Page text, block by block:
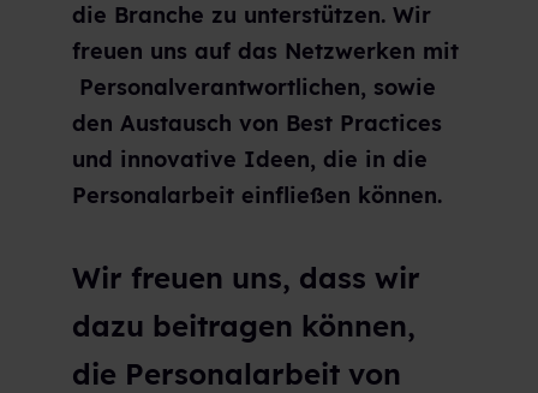
die Branche zu unterstützen. Wir
freuen uns auf das Netzwerken mit
Personalverantwortlichen, sowie
den Austausch von Best Practices
und innovative Ideen, die in die
Personalarbeit einfließen können.
Wir freuen uns, dass wir
dazu beitragen können,
die Personalarbeit von